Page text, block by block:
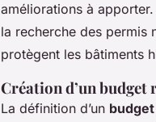
améliorations à
la recherche des permis
protègent les bâtiments
Création d’un
La définition d’un